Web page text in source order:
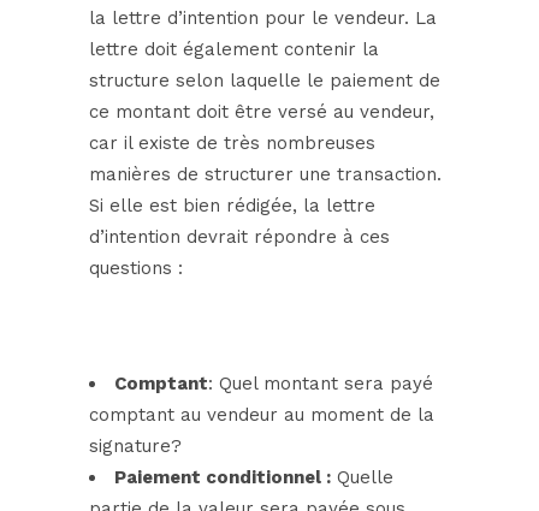
la lettre d’intention pour le vendeur. La
lettre doit également contenir la
structure selon laquelle le paiement de
ce montant doit être versé au vendeur,
car il existe de très nombreuses
manières de structurer une transaction.
Si elle est bien rédigée, la lettre
d’intention devrait répondre à ces
questions :
Comptant: Quel montant sera payé
comptant au vendeur au moment de la
signature?
Paiement conditionnel : Quelle